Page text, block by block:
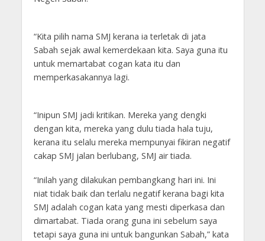
“Kita pilih nama SMJ kerana ia terletak di jata
Sabah sejak awal kemerdekaan kita. Saya guna itu
untuk memartabat cogan kata itu dan
memperkasakannya lagi.
“Inipun SMJ jadi kritikan. Mereka yang dengki
dengan kita, mereka yang dulu tiada hala tuju,
kerana itu selalu mereka mempunyai fikiran negatif
cakap SMJ jalan berlubang, SMJ air tiada.
“Inilah yang dilakukan pembangkang hari ini. Ini
niat tidak baik dan terlalu negatif kerana bagi kita
SMJ adalah cogan kata yang mesti diperkasa dan
dimartabat. Tiada orang guna ini sebelum saya
tetapi saya guna ini untuk bangunkan Sabah,” kata